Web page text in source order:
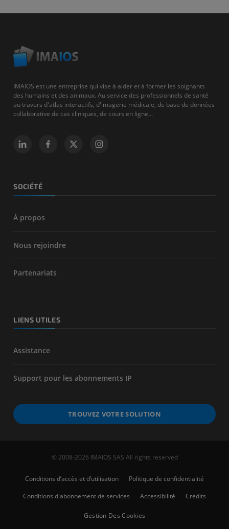
IMAIOS est une entreprise qui vise à aider et à former les soignants
des humains et des animaux. Au service des professionnels de santé
au travers d'atlas interactifs, d'imagerie médicale, de base de données
collaborative de cas cliniques, de cours en ligne...
SOCIÉTÉ
À propos
Nous rejoindre
Partenariats
LIENS UTILES
Assistance
Support pour les abonnements IP
TROUVEZ VOTRE SOLUTION
© 2008-2026 IMAIOS SAS All rights reserved
Conditions d’accès et d’utilisation
Politique de confidentialité
Conditions d'abonnement de services
Accessibilité Crédits
Gestion Des Cookies